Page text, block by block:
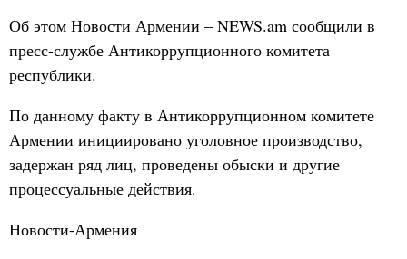
Об этом Новости Армении – NEWS.am сообщили в
пресс-службе Антикоррупционного комитета
республики.
По данному факту в Антикоррупционном комитете
Армении инициировано уголовное производство,
задержан ряд лиц, проведены обыски и другие
процессуальные действия.
Новости-Армения